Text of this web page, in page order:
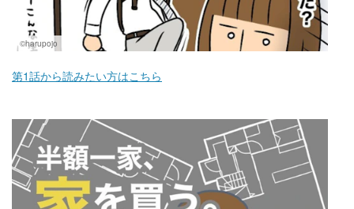
©harupojo
第1話から読みたい方はこちら